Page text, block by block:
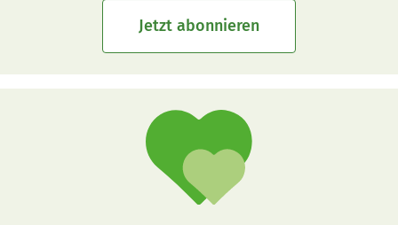
Jetzt abonnieren